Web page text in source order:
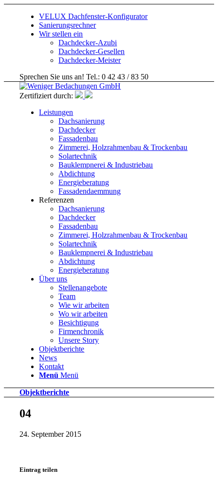
VELUX Dachfenster-Konfigurator
Sanierungsrechner
Wir stellen ein
Dachdecker-Azubi
Dachdecker-Gesellen
Dachdecker-Meister
Sprechen Sie uns an! Tel.: 0 42 43 / 83 50
Zertifiziert durch:
Leistungen
Dachsanierung
Dachdecker
Fassadenbau
Zimmerei, Holzrahmenbau & Trockenbau
Solartechnik
Bauklempnerei & Industriebau
Abdichtung
Energieberatung
Fassadendaemmung
Referenzen
Dachsanierung
Dachdecker
Fassadenbau
Zimmerei, Holzrahmenbau & Trockenbau
Solartechnik
Bauklempnerei & Industriebau
Abdichtung
Energieberatung
Über uns
Stellenangebote
Team
Wie wir arbeiten
Wo wir arbeiten
Besichtigung
Firmenchronik
Unsere Story
Objektberichte
News
Kontakt
Menü Menü
Objektberichte
04
24. September 2015
Eintrag teilen